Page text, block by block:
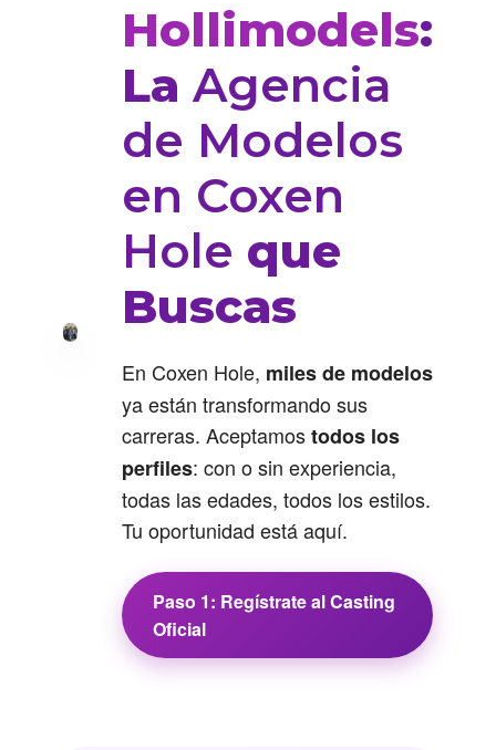
Hollimodels:
LaAgencia
de Modelos
en Coxen
Hole que
Buscas
En Coxen Hole, miles de modelos
ya están transformando sus
carreras. Aceptamostodos los
perfiles: con o sin experiencia,
todas las edades, todos los estilos.
Tu oportunidad está aquí.
Paso 1: Regístrate al Casting
Oficial